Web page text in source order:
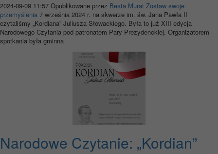
2024-09-09 11:57 Opublikowane przez Beata Murat Zostaw swoje
przemyślenia 7 września 2024 r. na skwerze im. św. Jana Pawła II
czytaliśmy „Kordiana” Juliusza Słowackiego. Była to już XIII edycja
Narodowego Czytania pod patronatem Pary Prezydenckiej. Organizatorem
spotkania była gminna
Narodowe Czytanie: „Kordian”